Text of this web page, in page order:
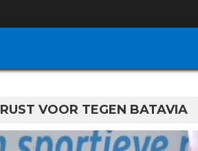
VOOR TEGEN BATAVIA